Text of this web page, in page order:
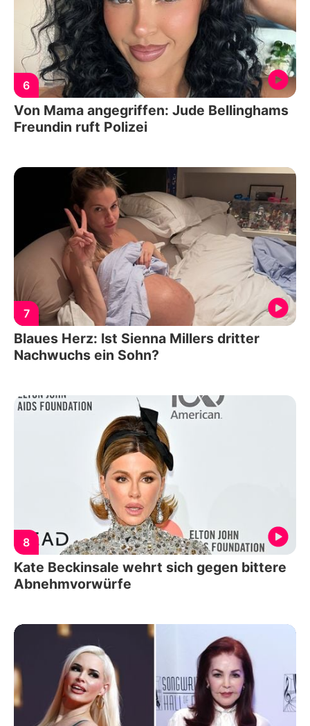
6
Von Mama angegriffen: Jude Bellinghams
Freundin ruft Polizei
7
Blaues Herz: Ist Sienna Millers dritter
Nachwuchs ein Sohn?
8
Kate Beckinsale wehrt sich gegen bittere
Abnehmvorwürfe